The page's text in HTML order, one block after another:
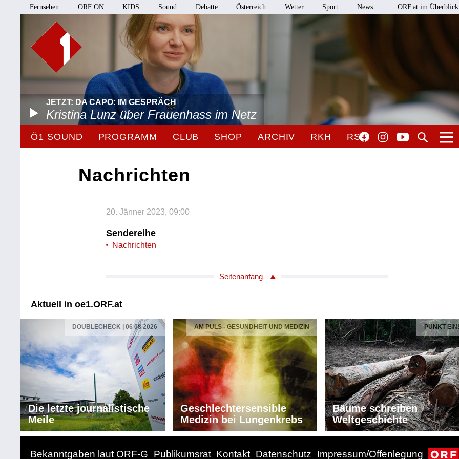
Fernsehen ORF ON KIDS Sound Debatte Österreich Wetter Sport News ORF.at im Überblick
JETZT: DA CAPO: IM GESPRÄCH
Kristina Lunz über Frauenhass im Netz
Ö1 SOUND PROGRAMM CLUB SHOP ARCHIV RKH RSO
Nachrichten
20. Jänner 2023, 09:00
Sendereihe
Nachrichten
Seitenanfang
Aktuell in oe1.ORF.at
DOUBLECHECK | 06 08 2026
Die letzte journalistische
Meile
AM PULS - GESUNDHEIT UND MEDIZIN
Geschlechtersensible
Medizin bei Lungenkrebs
PUNKT
Bäume schreiben
Weltgeschichte
Bekanntgaben laut ORF-G Publikumsrat Kontakt Datenschutz Impressum/Offenlegung